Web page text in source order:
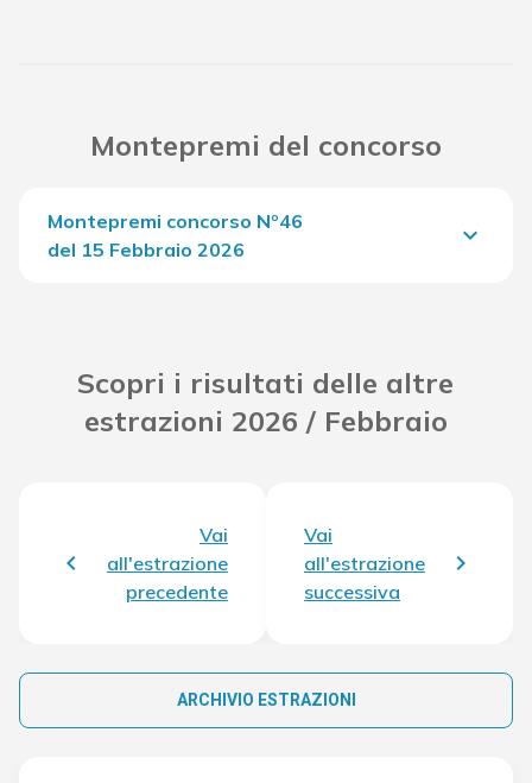
Montepremi del concorso
Montepremi concorso Nº46
del 15 Febbraio 2026
keyboard_arrow_down
Scopri i risultati delle altre
estrazioni 2026 / Febbraio
Vai
all'estrazione
precedente
Vai
all'estrazione
successiva
ARCHIVIO ESTRAZIONI